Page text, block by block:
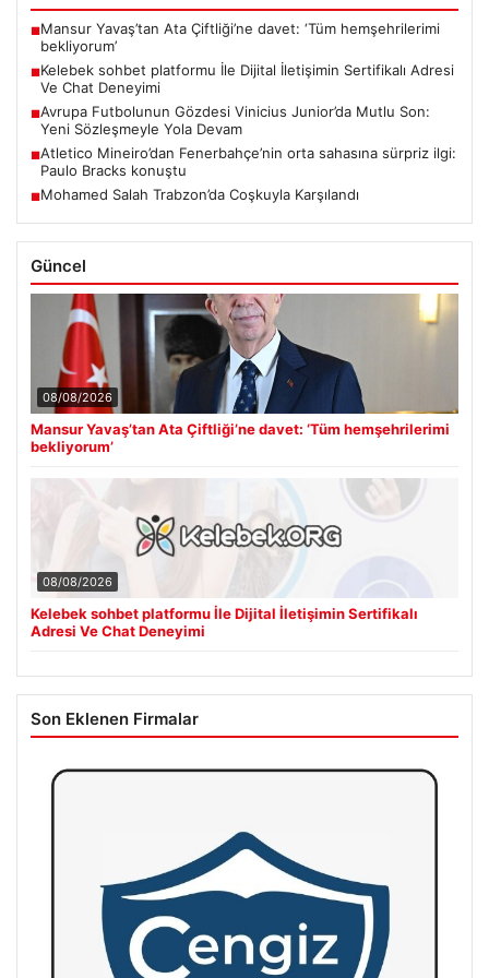
■Mansur Yavaş’tan Ata Çiftliği’ne davet: ‘Tüm hemşehrilerimi
bekliyorum’
■Kelebek sohbet platformu İle Dijital İletişimin Sertifikalı Adresi
Ve Chat Deneyimi
■Avrupa Futbolunun Gözdesi Vinicius Junior’da Mutlu Son:
Yeni Sözleşmeyle Yola Devam
■Atletico Mineiro’dan Fenerbahçe’nin orta sahasına sürpriz ilgi:
Paulo Bracks konuştu
■Mohamed Salah Trabzon’da Coşkuyla Karşılandı
Güncel
08/08/2026
Mansur Yavaş’tan Ata Çiftliği’ne davet: ‘Tüm hemşehrilerimi
bekliyorum’
08/08/2026
Kelebek sohbet platformu İle Dijital İletişimin Sertifikalı
Adresi Ve Chat Deneyimi
Son Eklenen Firmalar